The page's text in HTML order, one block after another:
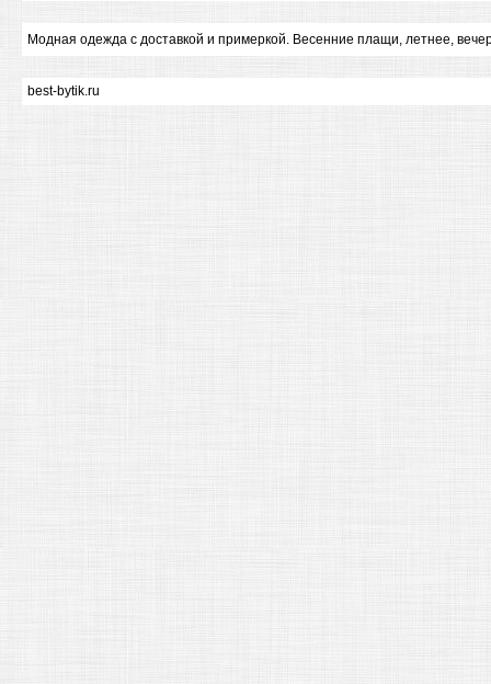
Модная одежда с доставкой и примеркой. Весенние плащи, летнее,
best-bytik.ru